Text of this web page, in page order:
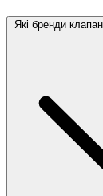
Які бренди